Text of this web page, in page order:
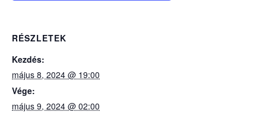
RÉSZLETEK
Kezdés:
május 8, 2024 @ 19:00
Vége:
május 9, 2024 @ 02:00